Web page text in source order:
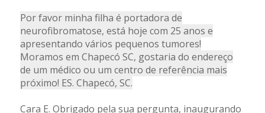
Por favor minha filha é portadora de
neurofibromatose, está hoje com 25 anos e
apresentando vários pequenos tumores!
Moramos em Chapecó SC, gostaria do endereço
de um médico ou um centro de referência mais
próximo! ES. Chapecó, SC.
Cara E. Obrigado pela sua pergunta, inaugurando